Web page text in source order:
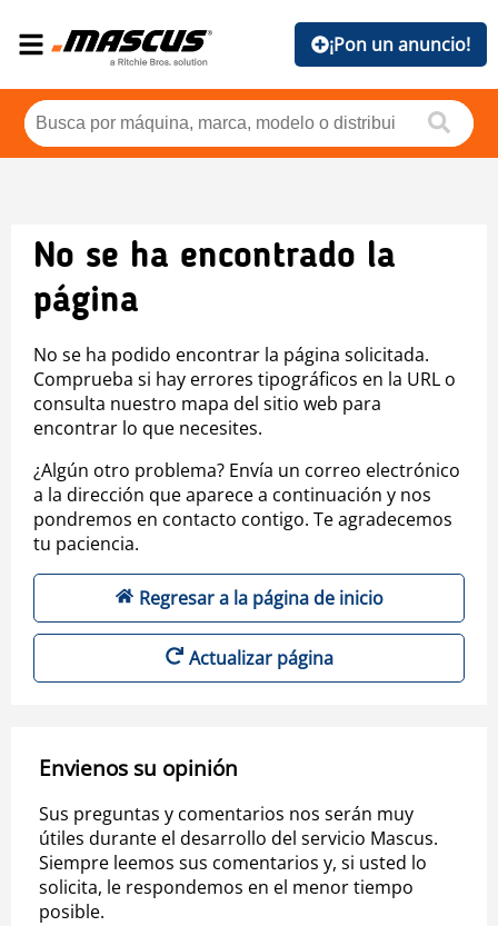
¡Pon un anuncio!
No se ha encontrado la
página
No se ha podido encontrar la página solicitada.
Comprueba si hay errores tipográficos en la URL o
consulta nuestro mapa del sitio web para
encontrar lo que necesites.
¿Algún otro problema? Envía un correo electrónico
a la dirección que aparece a continuación y nos
pondremos en contacto contigo. Te agradecemos
tu paciencia.
Regresar a la página de inicio
Actualizar página
Envienos su opinión
Sus preguntas y comentarios nos serán muy
útiles durante el desarrollo del servicio Mascus.
Siempre leemos sus comentarios y, si usted lo
solicita, le respondemos en el menor tiempo
posible.